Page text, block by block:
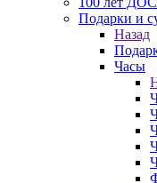
Подарки и
Назад
Часы